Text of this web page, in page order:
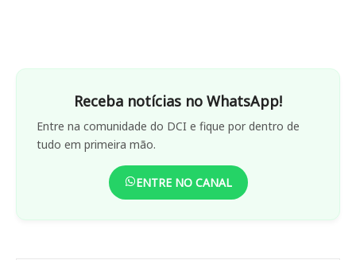
Receba notícias no WhatsApp!
Entre na comunidade do DCI e fique por dentro de
tudo em primeira mão.
ENTRE NO CANAL